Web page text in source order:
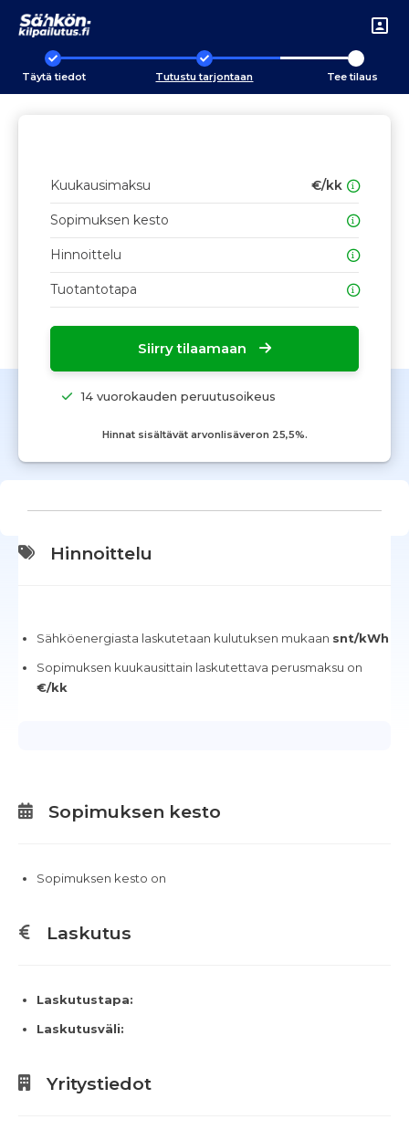
Täytä tiedot Tutustu tarjontaan Tee tilaus
Kuukausimaksu €/kk
Sopimuksen kesto
Hinnoittelu
Tuotantotapa
Siirry tilaamaan
14 vuorokauden peruutusoikeus
Hinnat sisältävät arvonlisäveron 25,5%.
Hinnoittelu
Sähköenergiasta laskutetaan kulutuksen mukaan snt/kWh
Sopimuksen kuukausittain laskutettava perusmaksu on
€/kk
Sopimuksen kesto
Sopimuksen kesto on
Laskutus
Laskutustapa:
Laskutusväli:
Yritystiedot